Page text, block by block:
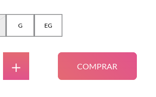
G EG
＋ COMPRAR